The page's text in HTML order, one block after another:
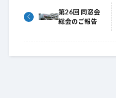
第26回 同窓会
総会のご報告